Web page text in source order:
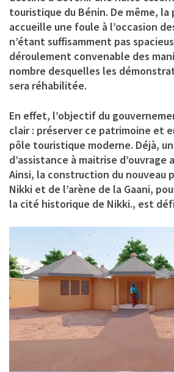
touristique du Bénin. De même,
accueille une foule à l’occasion
n’étant suffisamment pas
déroulement convenable des
nombre desquelles les
sera réhabilitée.
En effet, l’objectif du
clair : préserver ce patrimoine et
pôle touristique moderne. Déjà,
d’assistance à maitrise
Ainsi, la construction du nouveau
Nikki et de l’arène de la Gaani,
la cité historique de Nikki., est